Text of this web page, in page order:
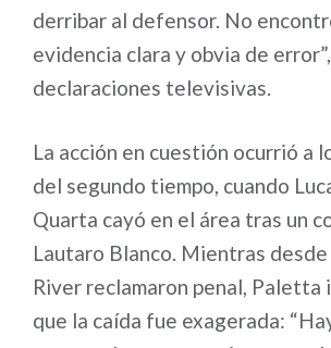
derribar al defensor. No
evidencia clara y obvia de
declaraciones televisivas.
La acción en cuestión ocurrió a
del segundo tiempo, cuando
Quarta cayó en el área tras un
Lautaro Blanco. Mientras
River reclamaron penal, Paletta
que la caída fue exagerada: